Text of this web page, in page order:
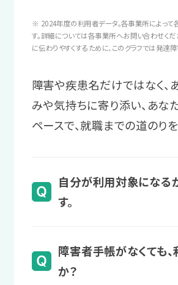
しょう！
無料 相談・見学
周囲に助けを求める方法を
就職後の困りや不安を定
アリングします。必要に応
へ業務指示の方法をレク
がら、仕事への自信を
しょう。
職場復帰への
不安を解消する
復職への自信をつけるため
の受講で不安を一つ一つ解
めたり、職場での困りへ
身につけたりします。
4 復職後
※ 2024年度の利用者データ。各事業所によって
す。詳細については各事業所へお問い合わせく
に伝わりやすくするために、このグラフでは発達
障害や疾患名だけではなく、
みや気持ちに寄り添い、あな
ペースで、就職までの道のり
自分が利用対象になる
す。
ます。
また、診断名や障害者手帳が
障害者手帳がなくても
か？